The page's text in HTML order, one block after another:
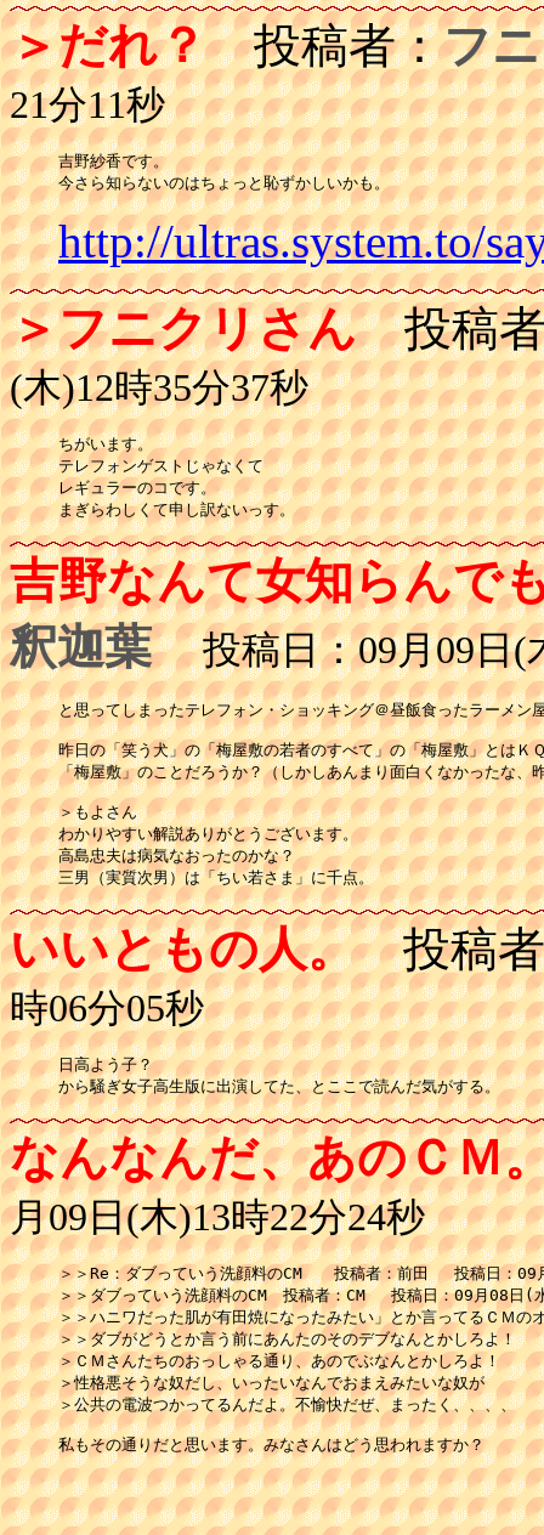
＞だれ？投稿者：フ
21分11秒
吉野紗香です。
今さら知らないのはちょっと恥ずかしいかも。
http://ultras.system.to/
＞フニクリさん投稿
(木)12時35分37秒
ちがいます。
テレフォンゲストじゃなくて
レギュラーのコです。
まぎらわしくて申し訳ないっす。
吉野なんて女知らんで
釈迦葉 投稿日：09月09日(
と思ってしまったテレフォン・ショッキング＠昼飯食ったラーメン
昨日の「笑う犬」の「梅屋敷の若者のすべて」の「梅屋敷」とはＫ
「梅屋敷」のことだろうか？（しかしあんまり面白くなかったな、
＞もよさん
わかりやすい解説ありがとうございます。
高島忠夫は病気なおったのかな？
三男（実質次男）は「ちい若さま」に千点。
いいともの人。投稿
時06分05秒
日高よう子？
から騒ぎ女子高生版に出演してた、とここで読んだ気がする。
なんなんだ、あのＣＭ
月09日(木)13時22分24秒
＞＞Re：ダブっていう洗顔料のCM　　投稿者：前田 　投稿日：
＞＞ダブっていう洗顔料のCM　投稿者：CM 　投稿日：09月08日
＞＞ハニワだった肌が有田焼になったみたい」とか言ってるＣＭの
＞＞ダブがどうとか言う前にあんたのそのデブなんとかしろよ！
＞ＣＭさんたちのおっしゃる通り、あのでぶなんとかしろよ！
＞性格悪そうな奴だし、いったいなんでおまえみたいな奴が
＞公共の電波つかってるんだよ。不愉快だぜ、まったく、、、、
私もその通りだと思います。みなさんはどう思われますか？